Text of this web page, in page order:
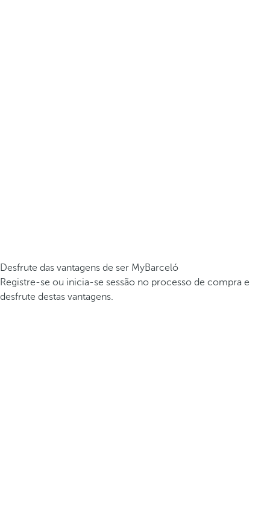
Desfrute das vantagens de ser MyBarceló
Registre-se ou inicia-se sessão no processo de compra e
desfrute destas vantagens.